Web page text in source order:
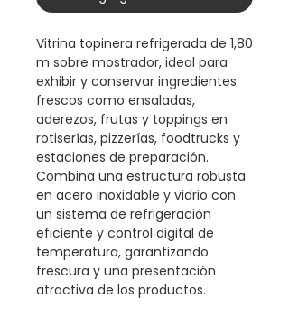
Vitrina topinera refrigerada de 1,80
m sobre mostrador, ideal para
exhibir y conservar ingredientes
frescos como ensaladas,
aderezos, frutas y toppings en
rotiserías, pizzerías, foodtrucks y
estaciones de preparación.
Combina una estructura robusta
en acero inoxidable y vidrio con
un sistema de refrigeración
eficiente y control digital de
temperatura, garantizando
frescura y una presentación
atractiva de los productos.